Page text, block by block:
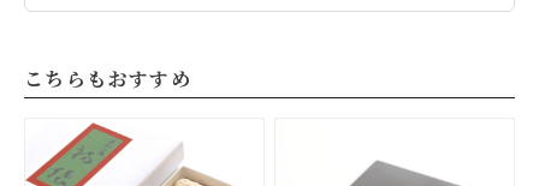
こちらもおすすめ